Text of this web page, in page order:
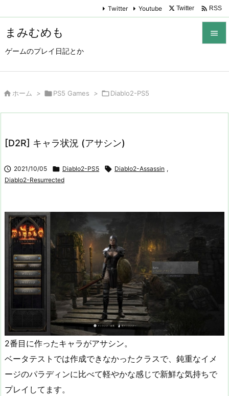
まみむめも
ゲームのプレイ日記とか

Twitter Youtube Twitter  RSS
 ホーム > PS5 Games > Diablo2-PS5
[D2R] キャラ状況 (アサシン)
 2021/10/05  Diablo2-PS5  Diablo2-Assassin ,
Diablo2-Resurrected
2番目に作ったキャラがアサシン。
ベータテストでは作成できなかったクラスで、鈍重なイメ
ージのパラディンに比べて軽やかな感じで新鮮な気持ちで
プレイしてます。